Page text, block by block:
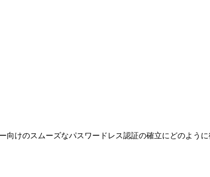
向けのスムーズなパスワードレス認証の確立にどのように